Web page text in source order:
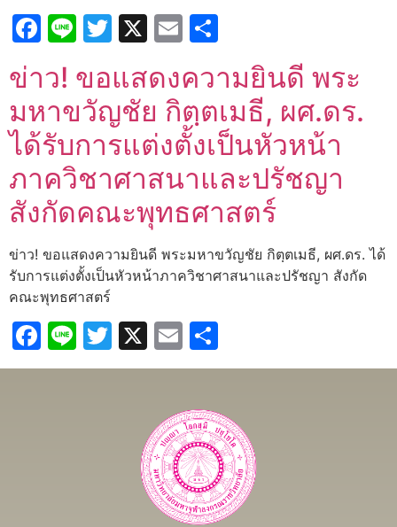
Facebook
LineTwitter
X Email
ข่าว! ขอแสดงความยินดี พระ
มหาขวัญชัย กิตฺตเมธี, ผศ.ดร.
ได้รับการแต่งตั้งเป็นหัวหน้า
ภาควิชาศาสนาและปรัชญา
สังกัดคณะพุทธศาสตร์
ข่าว! ขอแสดงความยินดี พระมหาขวัญชัย กิตฺตเมธี, ผศ.ดร. ได้
รับการแต่งตั้งเป็นหัวหน้าภาควิชาศาสนาและปรัชญา สังกัด
คณะพุทธศาสตร์
Facebook
LineTwitter
X Email